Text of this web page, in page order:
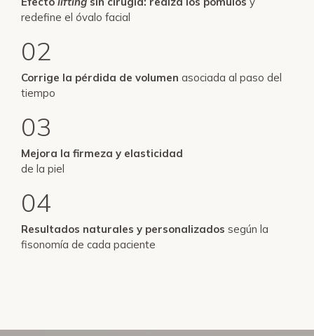
redefine el óvalo facial
02
Corrige la pérdida de volumen asociada al paso del
tiempo
03
Mejora la firmeza y elasticidad
de la piel
04
Resultados naturales y personalizados según la
fisonomía de cada paciente